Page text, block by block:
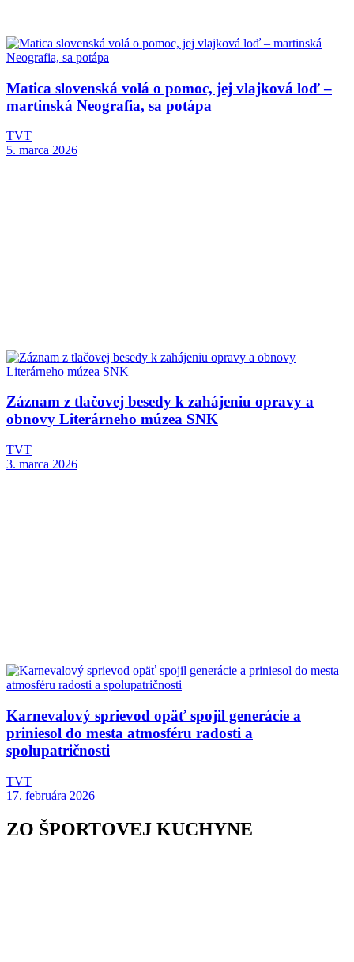
Matica slovenská volá o pomoc, jej vlajková loď –
martinská Neografia, sa potápa
TVT
5. marca 2026
Záznam z tlačovej besedy k zahájeniu opravy a
obnovy Literárneho múzea SNK
TVT
3. marca 2026
Karnevalový sprievod opäť spojil generácie a
priniesol do mesta atmosféru radosti a
spolupatričnosti
TVT
17. februára 2026
ZO ŠPORTOVEJ KUCHYNE